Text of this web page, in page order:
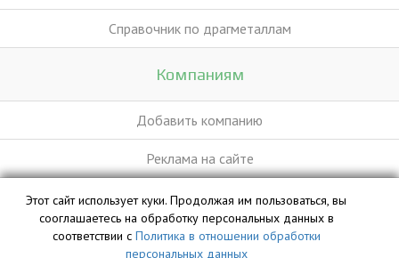
Справочник по драгметаллам
Компаниям
Добавить компанию
Реклама на сайте
База данных сайта vyvoz.org является интеллектуальной
собственностью ООО «Профит» и охраняется законом.
Этот сайт использует куки. Продолжая им пользоваться, вы
сооглашаетесь на обработку персональных данных в
соответствии с Политика в отношении обработки
персональных данных